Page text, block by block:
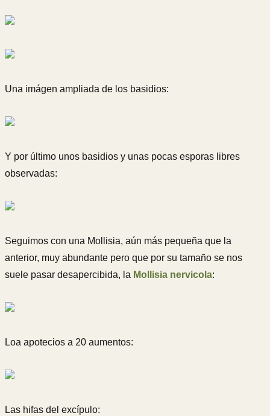
Una imágen ampliada de los basidios:
Y por último unos basidios y unas pocas esporas libres
observadas:
Seguimos con una Mollisia, aún más pequeña que la
anterior, muy abundante pero que por su tamaño se nos
suele pasar desapercibida, la Mollisia nervicola:
Loa apotecios a 20 aumentos:
Las hifas del excípulo: